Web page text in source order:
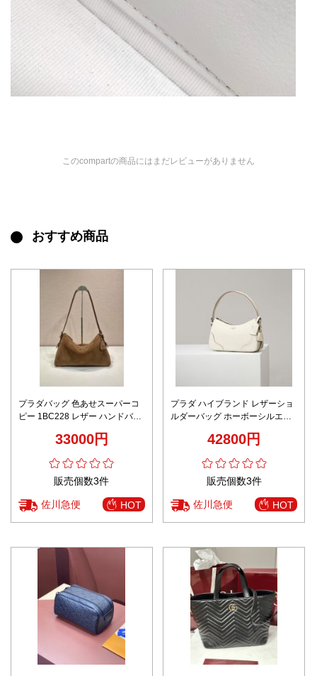
このcompartの商品にはまだレビューがありません
おすすめ商品
プラダバッグ 色あせスーパーコ
ピー 1BC228 レザー ハンドバッ
33000円
販売個数3件
佐川急便 HOT
プラダ ハイブランド レザーショ
ルダーバッグ ホーボーシルエッ
42800円
販売個数3件
佐川急便 HOT